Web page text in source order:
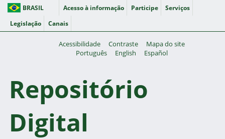
BRASIL Acesso à informação Participe
Serviços
Legislação
Canais
Acessibilidade Contraste
Mapa do site
Português
English Español
Repositório
Digital